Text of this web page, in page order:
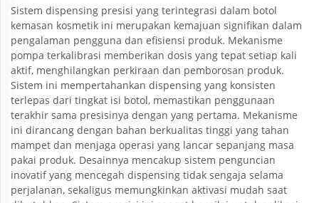
Sistem dispensing presisi yang terintegrasi dalam botol
kemasan kosmetik ini merupakan kemajuan signifikan dalam
pengalaman pengguna dan efisiensi produk. Mekanisme
pompa terkalibrasi memberikan dosis yang tepat setiap kali
aktif, menghilangkan perkiraan dan pemborosan produk.
Sistem ini mempertahankan dispensing yang konsisten
terlepas dari tingkat isi botol, memastikan penggunaan
terakhir sama presisinya dengan yang pertama. Mekanisme
ini dirancang dengan bahan berkualitas tinggi yang tahan
mampet dan menjaga operasi yang lancar sepanjang masa
pakai produk. Desainnya mencakup sistem penguncian
inovatif yang mencegah dispensing tidak sengaja selama
perjalanan, sekaligus memungkinkan aktivasi mudah saat